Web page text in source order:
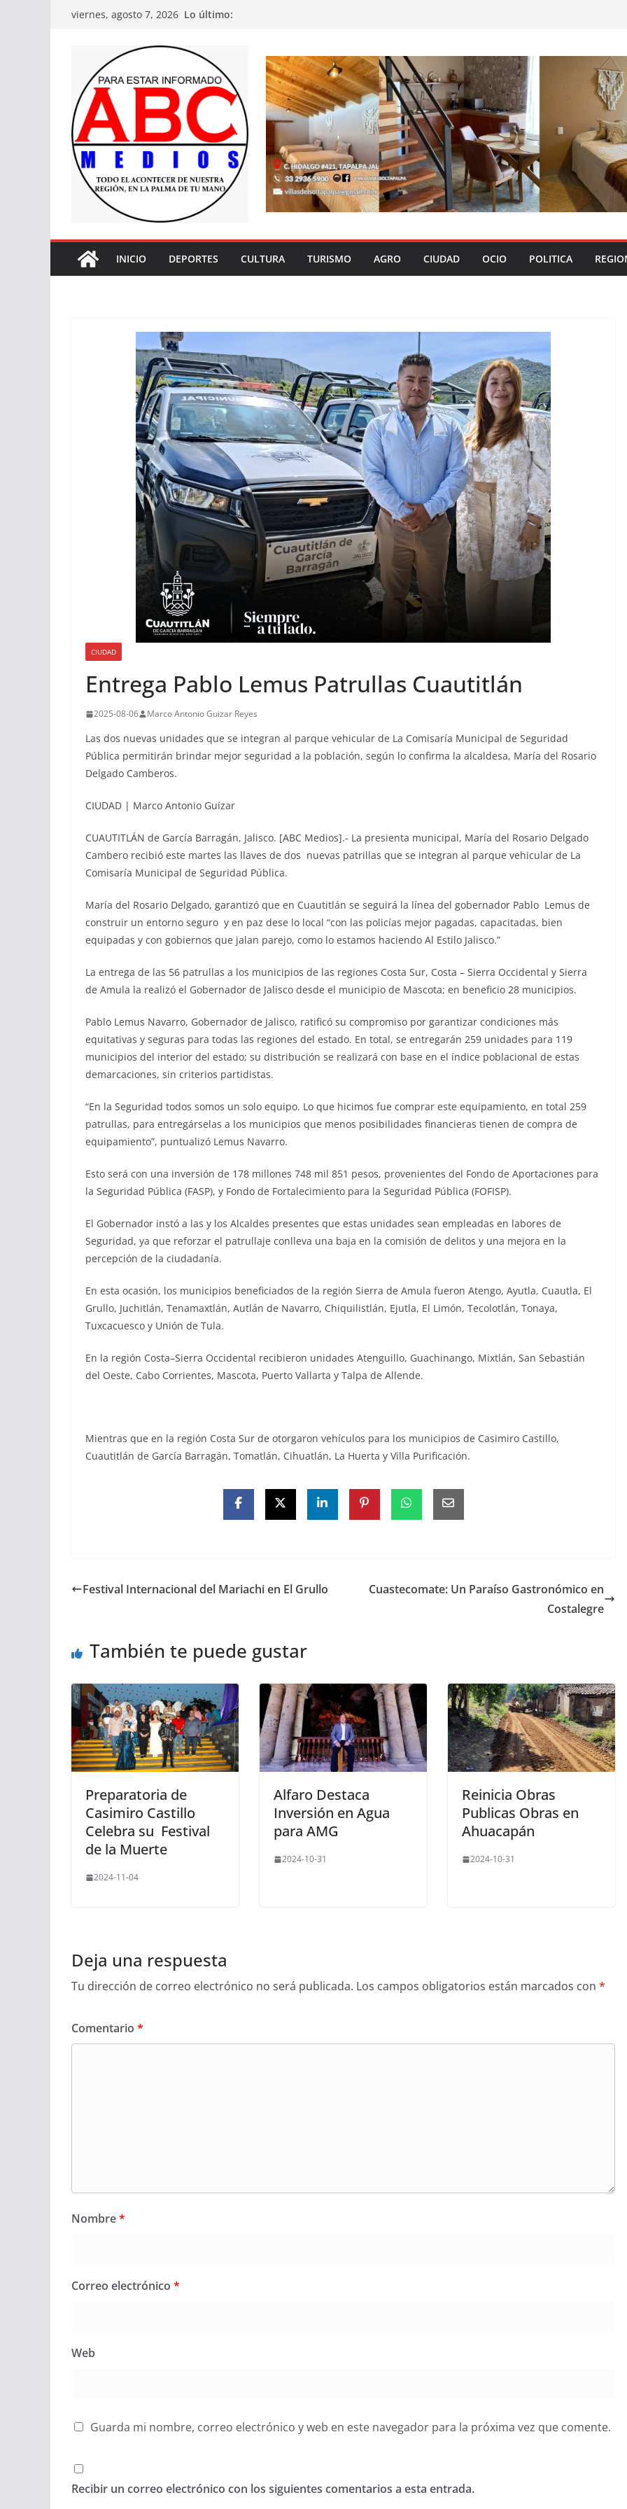
Saltarviernes, agosto 7, 2026 Lo último:
INICIO DEPORTES CULTURA TURISMO AGRO CIUDAD OCIO POLITICA
CIUDAD
Entrega Pablo Lemus Patrullas Cuautitlán
2025-08-06 Marco Antonio Guizar Reyes
Las dos nuevas unidades que se integran al parque vehicular de La Comisaría Municipal de Seguridad
Pública permitirán brindar mejor seguridad a la población, según lo confirma la alcaldesa, María del Rosario
Delgado Camberos.
CIUDAD | Marco Antonio Guízar
CUAUTITLÁN de García Barragán, Jalisco. [ABC Medios].- La presienta municipal, María del Rosario Delgado
Cambero recibió este martes las llaves de dos nuevas patrillas que se integran al parque vehicular de La
Comisaría Municipal de Seguridad Pública.
María del Rosario Delgado, garantizó que en Cuautitlán se seguirá la línea del gobernador Pablo Lemus de
construir un entorno seguro y en paz dese lo local “con las policías mejor pagadas, capacitadas, bien
equipadas y con gobiernos que jalan parejo, como lo estamos haciendo Al Estilo Jalisco.”
La entrega de las 56 patrullas a los municipios de las regiones Costa Sur, Costa – Sierra Occidental y Sierra
de Amula la realizó el Gobernador de Jalisco desde el municipio de Mascota; en beneficio 28 municipios.
Pablo Lemus Navarro, Gobernador de Jalisco, ratificó su compromiso por garantizar condiciones más
equitativas y seguras para todas las regiones del estado. En total, se entregarán 259 unidades para 119
municipios del interior del estado; su distribución se realizará con base en el índice poblacional de estas
demarcaciones, sin criterios partidistas.
“En la Seguridad todos somos un solo equipo. Lo que hicimos fue comprar este equipamiento, en total 259
patrullas, para entregárselas a los municipios que menos posibilidades financieras tienen de compra de
equipamiento”, puntualizó Lemus Navarro.
Esto será con una inversión de 178 millones 748 mil 851 pesos, provenientes del Fondo de Aportaciones para
la Seguridad Pública (FASP), y Fondo de Fortalecimiento para la Seguridad Pública (FOFISP).
El Gobernador instó a las y los Alcaldes presentes que estas unidades sean empleadas en labores de
Seguridad, ya que reforzar el patrullaje conlleva una baja en la comisión de delitos y una mejora en la
percepción de la ciudadanía.
En esta ocasión, los municipios beneficiados de la región Sierra de Amula fueron Atengo, Ayutla, Cuautla, El
Grullo, Juchitlán, Tenamaxtlán, Autlán de Navarro, Chiquilistlán, Ejutla, El Limón, Tecolotlán, Tonaya,
Tuxcacuesco y Unión de Tula.
En la región Costa–Sierra Occidental recibieron unidades Atenguillo, Guachinango, Mixtlán, San Sebastián
del Oeste, Cabo Corrientes, Mascota, Puerto Vallarta y Talpa de Allende.
Mientras que en la región Costa Sur de otorgaron vehículos para los municipios de Casimiro Castillo,
Cuautitlán de García Barragán, Tomatlán, Cihuatlán, La Huerta y Villa Purificación.
Festival Internacional del Mariachi en El Grullo
Cuastecomate: Un Paraíso Gastronómico en
Costalegre
También te puede gustar
Preparatoria de
Casimiro Castillo
Celebra su Festival
de la Muerte
2024-11-04
Alfaro Destaca
Inversión en Agua
para AMG
2024-10-31
Reinicia Obras
Publicas Obras en
Ahuacapán
2024-10-31
Deja una respuesta
Tu dirección de correo electrónico no será publicada. Los campos obligatorios están marcados con *
Comentario *
Nombre*
Correo electrónico *
Web
Guarda mi nombre, correo electrónico y web en este navegador para la próxima vez que comente.
Recibir un correo electrónico con los siguientes comentarios a esta entrada.